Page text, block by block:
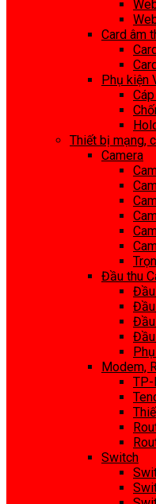
Card âm
Phụ kiện
Thiết bị mạng,
Camera
Đầu thu
Đầu
Đầu
Modem,
Switch